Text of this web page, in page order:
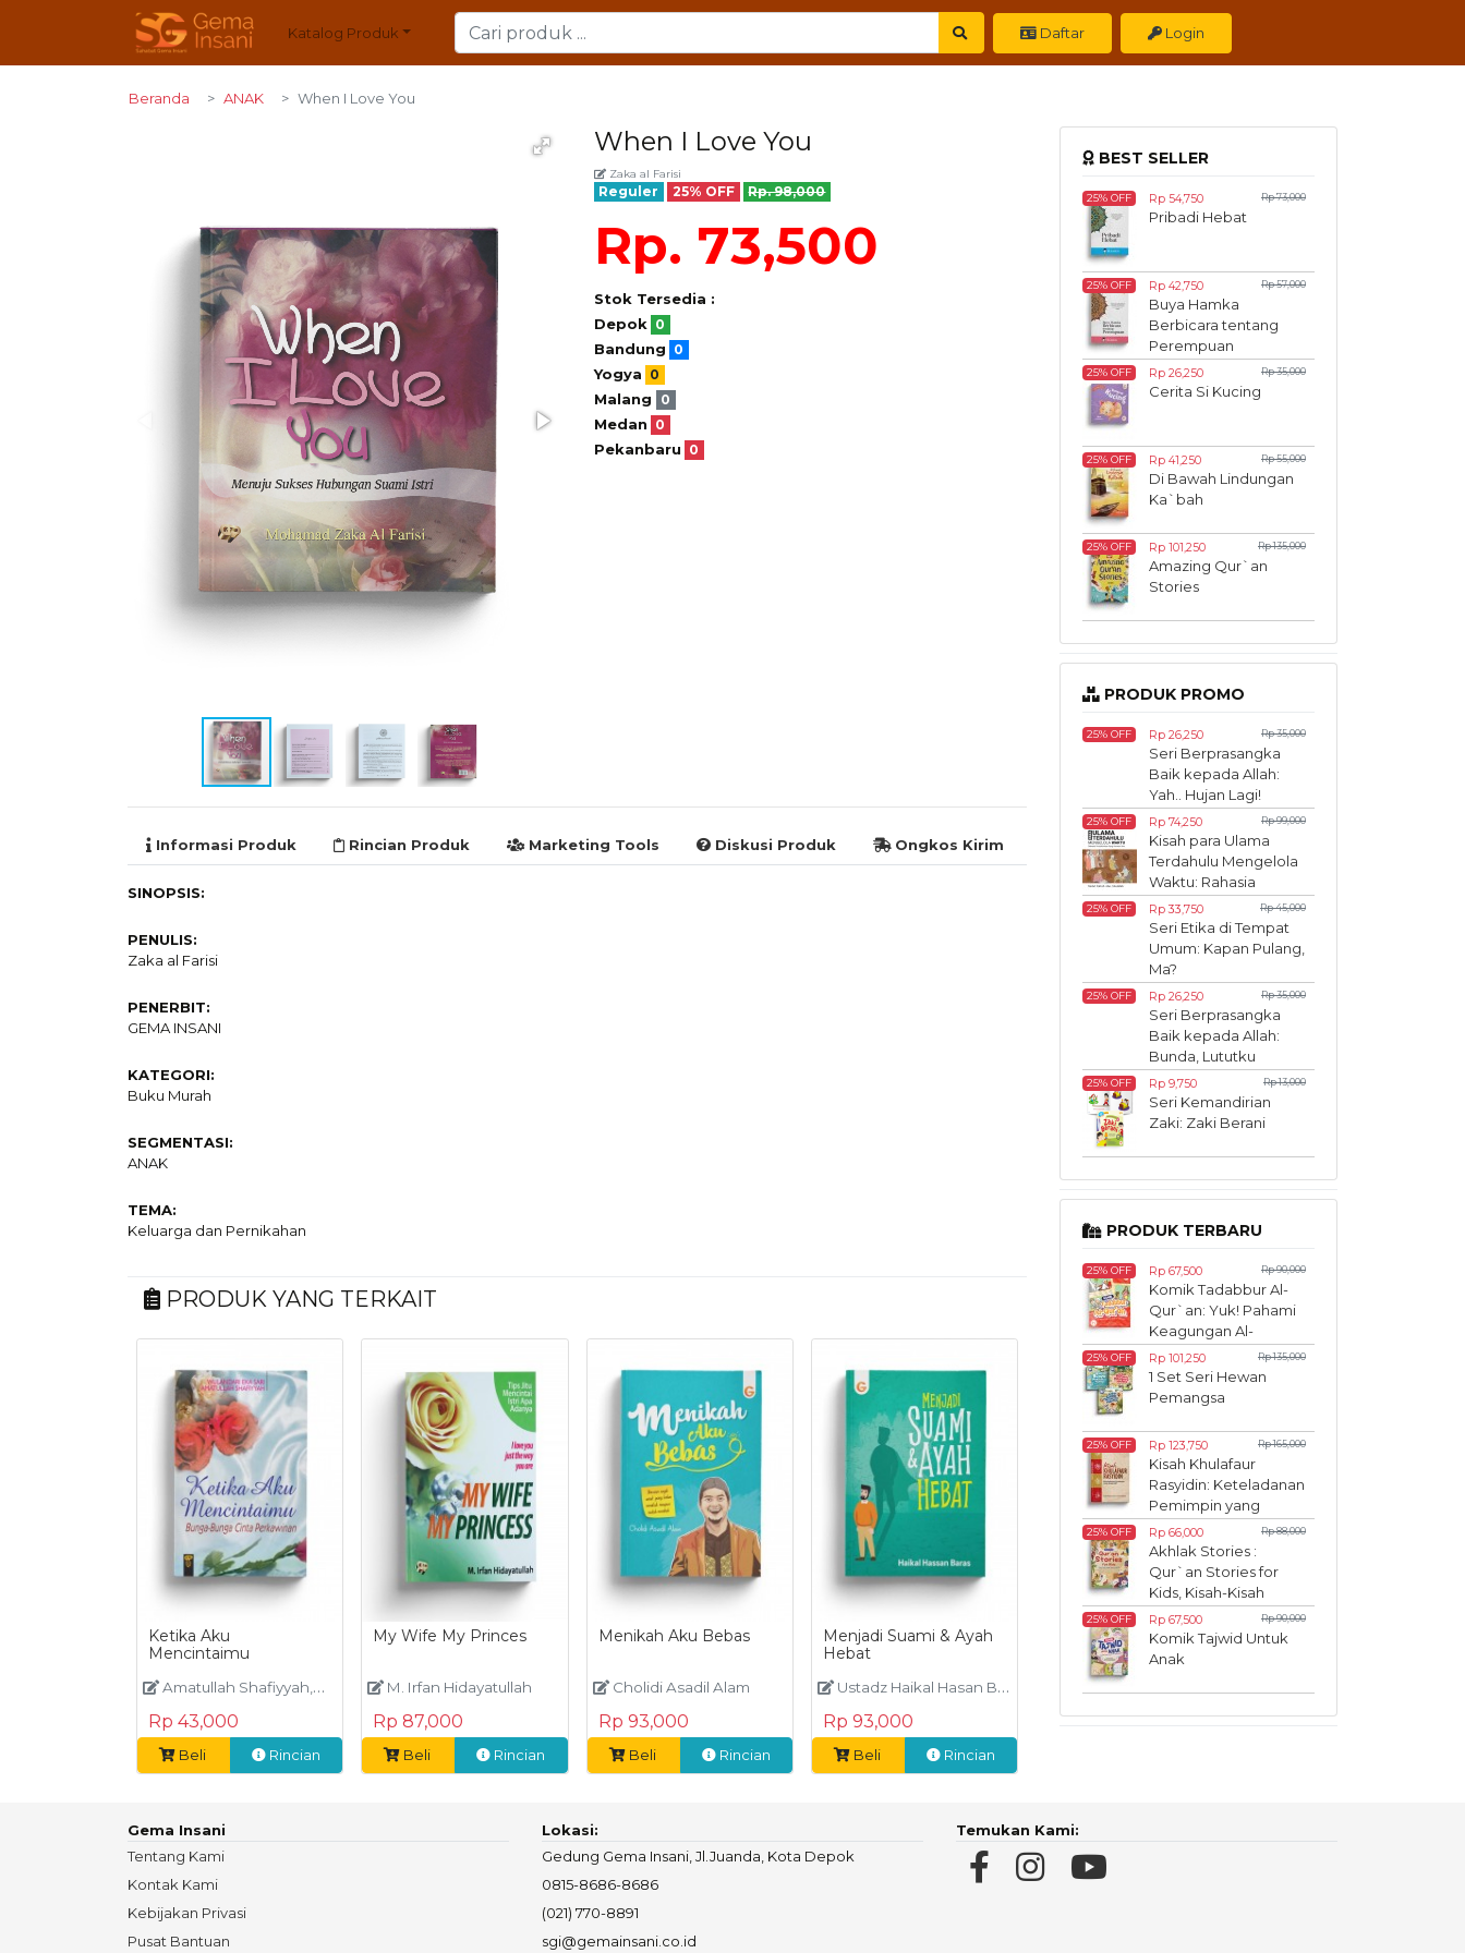
Katalog Produk Daftar Login
Beranda ANAK When I Love You
When I Love You
Zaka al Farisi
Reguler 25% OFF Rp. 98,000
Rp. 73,500
Stok Tersedia :
Depok 0
Bandung 0
Yogya 0
Malang 0
Medan 0
Pekanbaru 0
Informasi Produk Rincian Produk Marketing Tools Diskusi Produk Ongkos Kirim
SINOPSIS:
PENULIS:
Zaka al Farisi
PENERBIT:
GEMA INSANI
KATEGORI:
Buku Murah
SEGMENTASI:
ANAK
TEMA:
Keluarga dan Pernikahan
PRODUK YANG TERKAIT
Ketika Aku
Mencintaimu
Amatullah Shafiyyah,Wulandari Ekasari
Rp 43,000
Beli Rincian
My Wife My Princes
M. Irfan Hidayatullah
Rp 87,000
Beli Rincian
Menikah Aku Bebas
Cholidi Asadil Alam
Rp 93,000
Beli Rincian
Menjadi Suami & Ayah
Hebat
Ustadz Haikal Hasan Baras
Rp 93,000
Beli Rincian
BEST SELLER
25% OFF Rp 54,750 Rp 73,000
Pribadi Hebat
25% OFF Rp 42,750 Rp 57,000
Buya Hamka
Berbicara tentang
Perempuan
25% OFF Rp 26,250 Rp 35,000
Cerita Si Kucing
25% OFF Rp 41,250 Rp 55,000
Di Bawah Lindungan
Ka`bah
25% OFF Rp 101,250 Rp 135,000
Amazing Qur`an
Stories
PRODUK PROMO
25% OFF Rp 26,250 Rp 35,000
Seri Berprasangka
Baik kepada Allah:
Yah.. Hujan Lagi!
25% OFF Rp 74,250 Rp 99,000
Kisah para Ulama
Terdahulu Mengelola
Waktu: Rahasia
Produktivitas Sang
Pewaris Ilmu
25% OFF Rp 33,750 Rp 45,000
Seri Etika di Tempat
Umum: Kapan Pulang,
Ma?
25% OFF Rp 26,250 Rp 35,000
Seri Berprasangka
Baik kepada Allah:
Bunda, Lututku
Terluka!
25% OFF Rp 9,750 Rp 13,000
Seri Kemandirian
Zaki: Zaki Berani
PRODUK TERBARU
25% OFF Rp 67,500 Rp 90,000
Komik Tadabbur Al-
Qur`an: Yuk! Pahami
Keagungan Al-
Qur`an Sedari Kecil
25% OFF Rp 101,250 Rp 135,000
1 Set Seri Hewan
Pemangsa
25% OFF Rp 123,750 Rp 165,000
Kisah Khulafaur
Rasyidin: Keteladanan
Pemimpin yang
Inspiratif
25% OFF Rp 66,000 Rp 88,000
Akhlak Stories :
Qur`an Stories for
Kids, Kisah-Kisah
Akhlak dalam Al-
Qur`an
25% OFF Rp 67,500 Rp 90,000
Komik Tajwid Untuk
Anak
Gema Insani
Tentang Kami
Kontak Kami
Kebijakan Privasi
Pusat Bantuan
Lokasi:
Gedung Gema Insani, Jl.Juanda, Kota Depok
0815-8686-8686
(021) 770-8891
sgi@gemainsani.co.id
Temukan Kami: